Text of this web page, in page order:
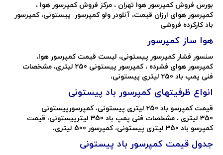
بورس فروش کمپرسور هوا تهران ، مرکز فروش کمپرسور هوا ،
کمپرسور هوای ارزان قیمت، آنلودر ولو کمپرسور پیستونی، کمپرسور
باد کارکرده فروشی
هوا ساز کمپرسور
سنسور فشار کمپرسور پیستونی، لیست قیمت کمپرسور هوا،
کمپرسور هوای فشرده ، کمپرسور پیستونی 250 لیتری، مشخصات
فنی پمپ باد 250 لیتری پیستونی،
انواع ظرفیتهای کمپرسور باد پیستونی
قیمت کمپرسو باد 250 لیتری پیستونی، کمپرسورپیستونی
350 لیتری ، مشخصات فنی پمپ باد 350 لیترپیستونی، قیمت
کمپرسو باد 350 لیتری پیستونی، کمپرسور 500 لیتری،
جدول قیمت کمپرسور باد پیستونی